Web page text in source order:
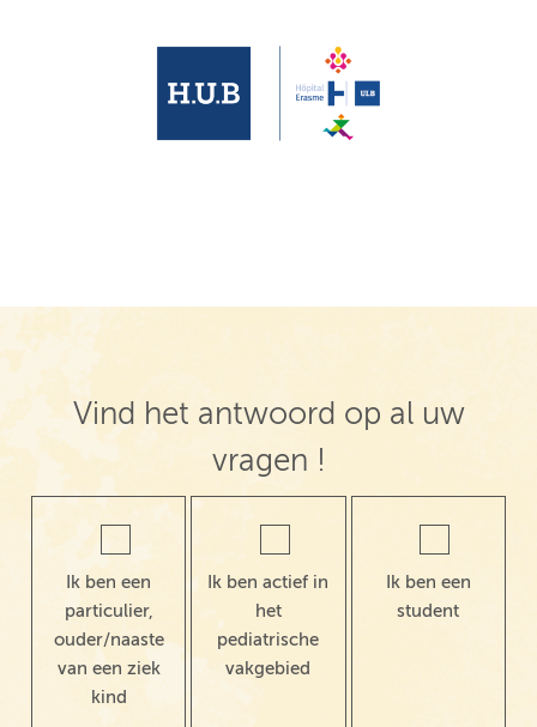
Vind het antwoord op al uw
vragen !
Ik ben een
particulier,
ouder/naaste
van een ziek
kind
Ik ben actief in
het
pediatrische
vakgebied
Ik ben een
student